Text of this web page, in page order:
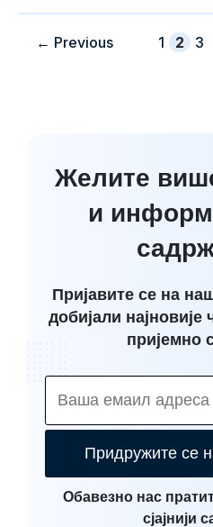
← Previous Страна
1 2 3
Желите
и
Пријавите се на
добијали најновије
пријемно
Придружите се
Обавезно нас
сјајнији